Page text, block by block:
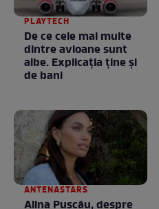
PLAYTECH
De ce cele mai multe
dintre avioane sunt
albe. Explicația ține și
de bani
ANTENASTARS